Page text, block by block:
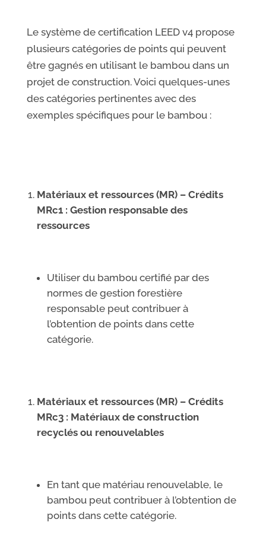
Le système de certification LEED v4 propose
plusieurs catégories de points qui peuvent
être gagnés en utilisant le bambou dans un
projet de construction. Voici quelques-unes
des catégories pertinentes avec des
exemples spécifiques pour le bambou :
Matériaux et ressources (MR) – Crédits
MRc1 : Gestion responsable des
ressources
Utiliser du bambou certifié par des
normes de gestion forestière
responsable peut contribuer à
l’obtention de points dans cette
catégorie.
Matériaux et ressources (MR) – Crédits
MRc3 : Matériaux de construction
recyclés ou renouvelables
En tant que matériau renouvelable, le
bambou peut contribuer à l’obtention de
points dans cette catégorie.